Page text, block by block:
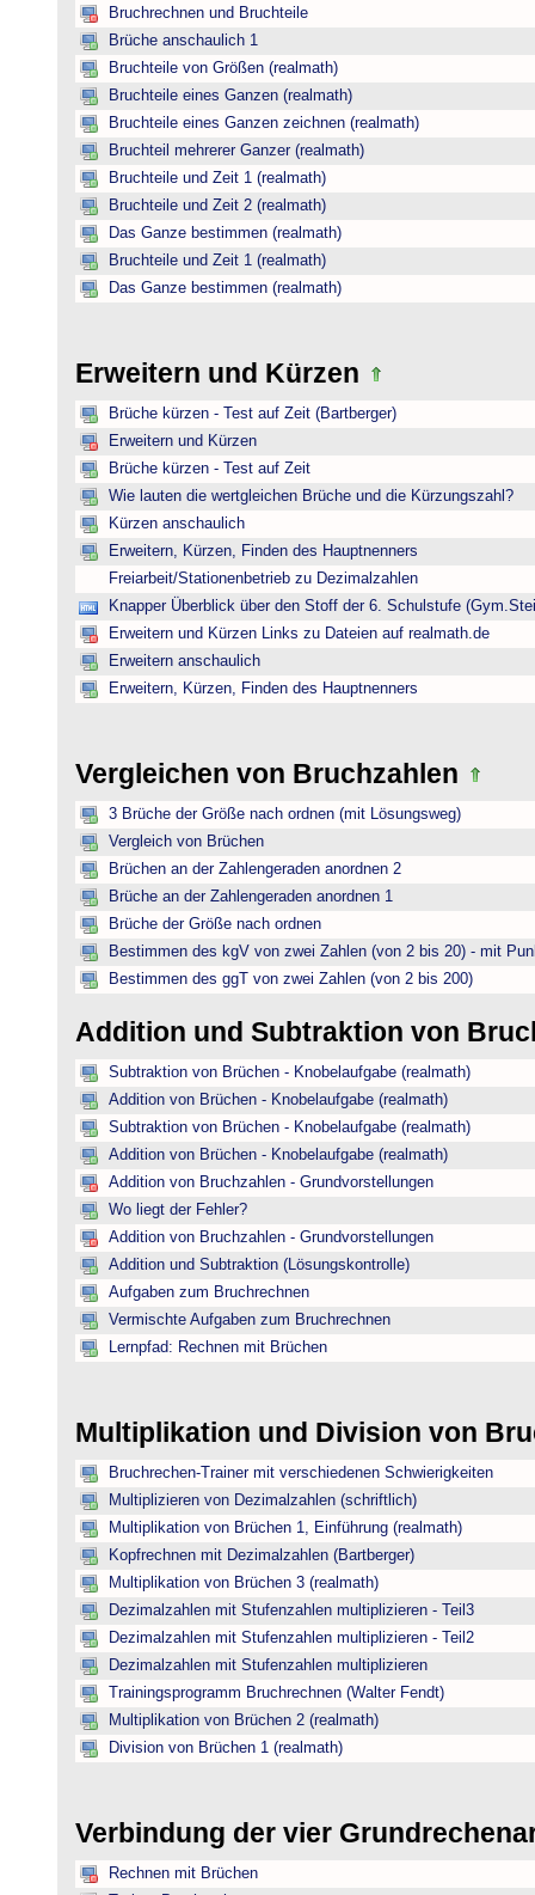
Bruchrechnen und Bruchteile
Brüche anschaulich 1
Bruchteile von Größen (realmath)
Bruchteile eines Ganzen (realmath)
Bruchteile eines Ganzen zeichnen (realmath)
Bruchteil mehrerer Ganzer (realmath)
Bruchteile und Zeit 1 (realmath)
Bruchteile und Zeit 2 (realmath)
Das Ganze bestimmen (realmath)
Bruchteile und Zeit 1 (realmath)
Das Ganze bestimmen (realmath)
Erweitern und Kürzen
Brüche kürzen - Test auf Zeit (Bartberger)
Erweitern und Kürzen
Brüche kürzen - Test auf Zeit
Wie lauten die wertgleichen Brüche und die Kürzungszahl?
Kürzen anschaulich
Erweitern, Kürzen, Finden des Hauptnenners
Freiarbeit/Stationenbetrieb zu Dezimalzahlen
Knapper Überblick über den Stoff der 6. Schulstufe
Erweitern und Kürzen Links zu Dateien auf realmath.de
Erweitern anschaulich
Erweitern, Kürzen, Finden des Hauptnenners
Vergleichen von Bruchzahlen
3 Brüche der Größe nach ordnen (mit Lösungsweg)
Vergleich von Brüchen
Brüchen an der Zahlengeraden anordnen 2
Brüche an der Zahlengeraden anordnen 1
Brüche der Größe nach ordnen
Bestimmen des kgV von zwei Zahlen (von 2 bis 20) - mit
Bestimmen des ggT von zwei Zahlen (von 2 bis 200)
Addition und Subtraktion von
Subtraktion von Brüchen - Knobelaufgabe (realmath)
Addition von Brüchen - Knobelaufgabe (realmath)
Subtraktion von Brüchen - Knobelaufgabe (realmath)
Addition von Brüchen - Knobelaufgabe (realmath)
Addition von Bruchzahlen - Grundvorstellungen
Wo liegt der Fehler?
Addition von Bruchzahlen - Grundvorstellungen
Addition und Subtraktion (Lösungskontrolle)
Aufgaben zum Bruchrechnen
Vermischte Aufgaben zum Bruchrechnen
Lernpfad: Rechnen mit Brüchen
Multiplikation und Division von
Bruchrechen-Trainer mit verschiedenen Schwierigkeiten
Multiplizieren von Dezimalzahlen (schriftlich)
Multiplikation von Brüchen 1, Einführung (realmath)
Kopfrechnen mit Dezimalzahlen (Bartberger)
Multiplikation von Brüchen 3 (realmath)
Dezimalzahlen mit Stufenzahlen multiplizieren - Teil3
Dezimalzahlen mit Stufenzahlen multiplizieren - Teil2
Dezimalzahlen mit Stufenzahlen multiplizieren
Trainingsprogramm Bruchrechnen (Walter Fendt)
Multiplikation von Brüchen 2 (realmath)
Division von Brüchen 1 (realmath)
Verbindung der vier
Rechnen mit Brüchen